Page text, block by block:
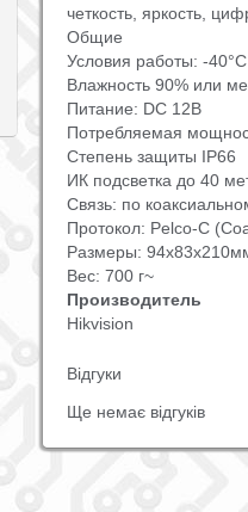
четкость, яркость,
Общие
Условия работы: -
Влажность 90% или
Питание: DC 12В
Потребляемая
Степень защиты IP66
ИК подсветка до 40
Связь: по
Протокол: Pelco-C
Размеры:
Вес: 700 г~
Производитель
Hikvision
Відгуки
Ще немає відгуків